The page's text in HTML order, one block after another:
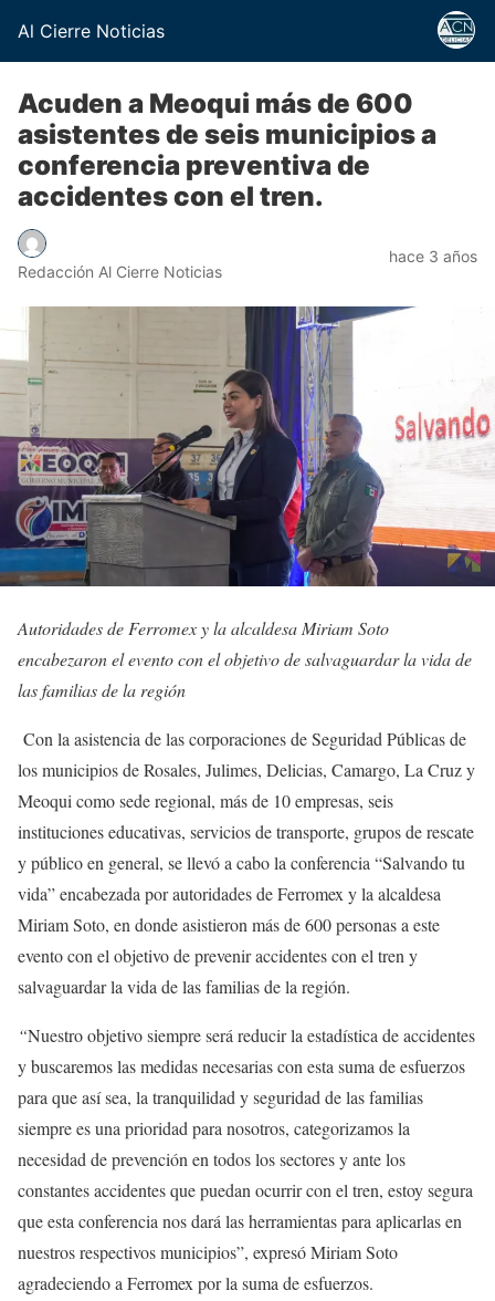
Al Cierre Noticias
Acuden a Meoqui más de 600
asistentes de seis municipios a
conferencia preventiva de
accidentes con el tren.
Redacción Al Cierre Noticias
hace 3 años
Autoridades de Ferromex y la alcaldesa Miriam Soto
encabezaron el evento con el objetivo de salvaguardar la vida de
las familias de la región
Con la asistencia de las corporaciones de Seguridad Públicas de
los municipios de Rosales, Julimes, Delicias, Camargo, La Cruz y
Meoqui como sede regional, más de 10 empresas, seis
instituciones educativas, servicios de transporte, grupos de rescate
y público en general, se llevó a cabo la conferencia “Salvando tu
vida” encabezada por autoridades de Ferromex y la alcaldesa
Miriam Soto, en donde asistieron más de 600 personas a este
evento con el objetivo de prevenir accidentes con el tren y
salvaguardar la vida de las familias de la región.
“Nuestro objetivo siempre será reducir la estadística de accidentes
y buscaremos las medidas necesarias con esta suma de esfuerzos
para que así sea, la tranquilidad y seguridad de las familias
siempre es una prioridad para nosotros, categorizamos la
necesidad de prevención en todos los sectores y ante los
constantes accidentes que puedan ocurrir con el tren, estoy segura
que esta conferencia nos dará las herramientas para aplicarlas en
nuestros respectivos municipios”, expresó Miriam Soto
agradeciendo a Ferromex por la suma de esfuerzos.